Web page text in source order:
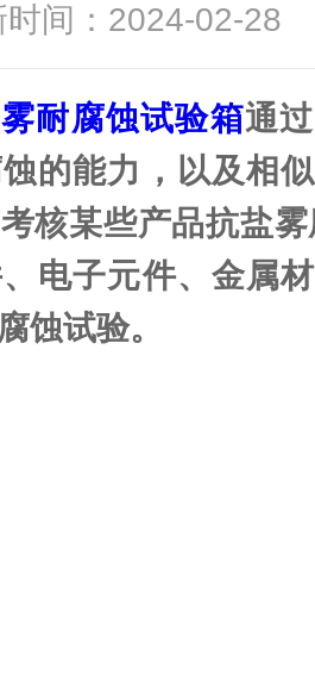
时间：2024-02-
耐腐蚀试验箱通
的能力，以及相
核某些产品抗盐
电子元件、金属
蚀试验。